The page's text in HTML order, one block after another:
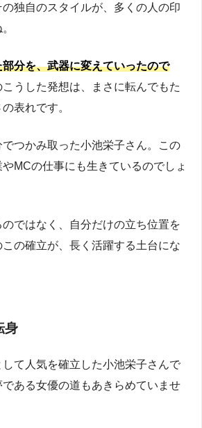
独自のスタイルが、多くの人の印
分を、武器に変えていったので
うした発想は、まさに転んでもた
表れです。
つかみ取った小池栄子さん。この
MCの仕事にも生きているのでしょ
ではなく、自分だけの立ち位置を
の確立が、長く活躍する土台にな
身
て人気を確立した小池栄子さんで
ある女優の道もあきらめていませ